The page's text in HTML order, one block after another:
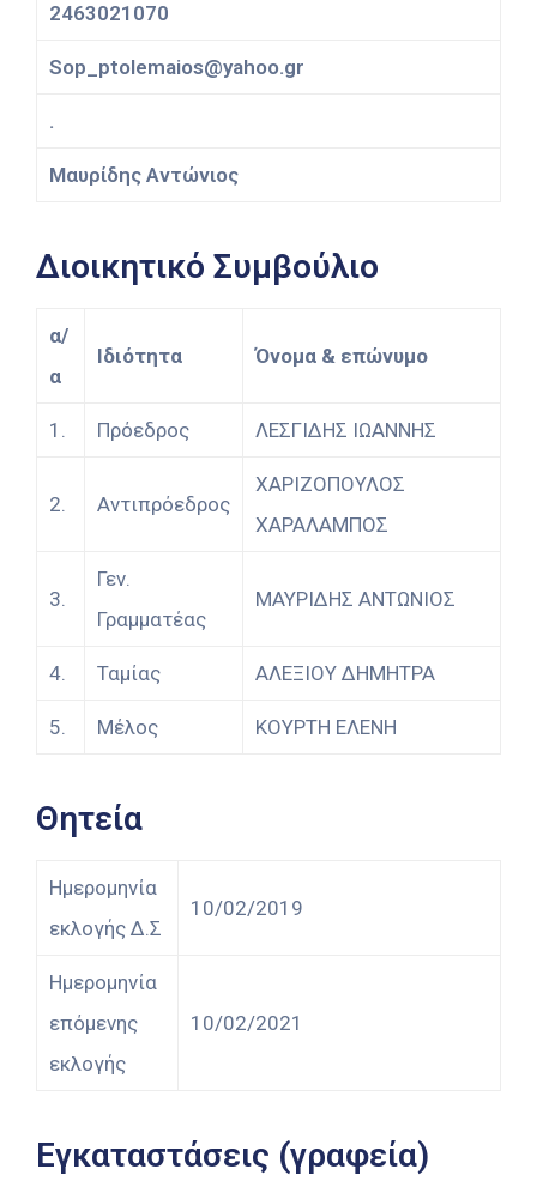
2463021070
Sop_ptolemaios@yahoo.gr
.
Μαυρίδης Αντώνιος
Διοικητικό Συμβούλιο
α/
α
Ιδιότητα Όνομα & επώνυμο
1. Πρόεδρος ΛΕΣΓΙΔΗΣ ΙΩΑΝΝΗΣ
2. Αντιπρόεδρος
ΧΑΡΙΖΟΠΟΥΛΟΣ
ΧΑΡΑΛΑΜΠΟΣ
3.
Γεν.
Γραμματέας
ΜΑΥΡΙΔΗΣ ΑΝΤΩΝΙΟΣ
4. Ταμίας ΑΛΕΞΙΟΥ ΔΗΜΗΤΡΑ
5. Μέλος ΚΟΥΡΤΗ ΕΛΕΝΗ
Θητεία
Ημερομηνία
εκλογής Δ.Σ
10/02/2019
Ημερομηνία
επόμενης
εκλογής
10/02/2021
Εγκαταστάσεις (γραφεία)